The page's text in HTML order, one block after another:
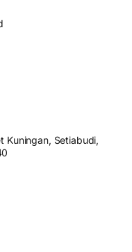
Kuningan, Setiabudi,